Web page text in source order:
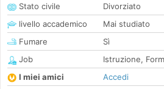
Stato civile
Divorziato
livello accademico
Mai studiato
Fumare
Sì
Job
Istruzione,
I miei amici
Accedi